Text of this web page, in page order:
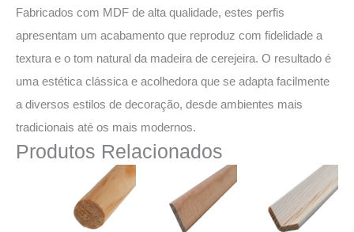
Fabricados com MDF de alta qualidade, estes perfis
apresentam um acabamento que reproduz com fidelidade a
textura e o tom natural da madeira de cerejeira. O resultado é
uma estética clássica e acolhedora que se adapta facilmente
a diversos estilos de decoração, desde ambientes mais
tradicionais até os mais modernos.
Produtos Relacionados